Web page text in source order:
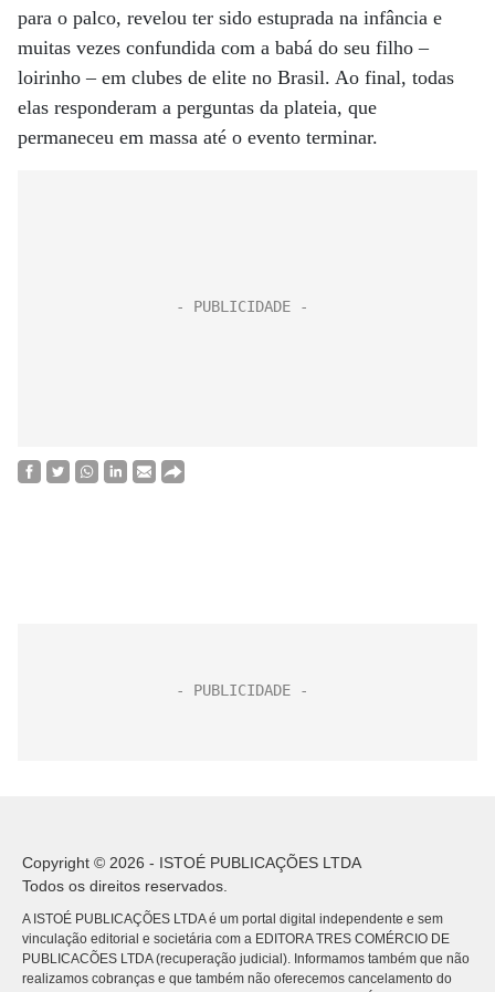
para o palco, revelou ter sido estuprada na infância e
muitas vezes confundida com a babá do seu filho –
loirinho – em clubes de elite no Brasil. Ao final, todas
elas responderam a perguntas da plateia, que
permaneceu em massa até o evento terminar.
Copyright © 2026 - ISTOÉ PUBLICAÇÕES LTDA
Todos os direitos reservados.
A ISTOÉ PUBLICAÇÕES LTDA é um portal digital independente e sem
vinculação editorial e societária com a EDITORA TRES COMÉRCIO DE
PUBLICACÕES LTDA (recuperação judicial). Informamos também que não
realizamos cobranças e que também não oferecemos cancelamento do